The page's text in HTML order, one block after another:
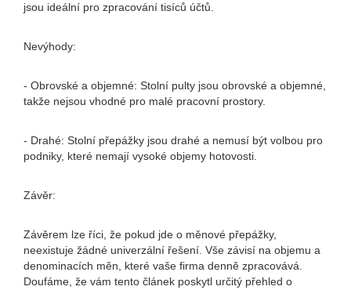
jsou ideální pro zpracování tisíců účtů.
Nevýhody:
- Obrovské a objemné: Stolní pulty jsou obrovské a objemné,
takže nejsou vhodné pro malé pracovní prostory.
- Drahé: Stolní přepážky jsou drahé a nemusí být volbou pro
podniky, které nemají vysoké objemy hotovosti.
Závěr:
Závěrem lze říci, že pokud jde o měnové přepážky,
neexistuje žádné univerzální řešení. Vše závisí na objemu a
denominacích měn, které vaše firma denně zpracovává.
Doufáme, že vám tento článek poskytl určitý přehled o